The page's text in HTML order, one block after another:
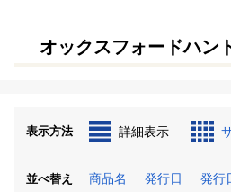
オックスフォードハン
表示方法 詳細表示
並べ替え 商品名 発行日 発行